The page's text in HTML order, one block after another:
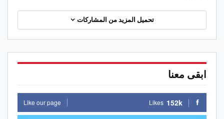
تحميل المزيد من المشاركات
ابقى معنا
152k
Likes
Like our page